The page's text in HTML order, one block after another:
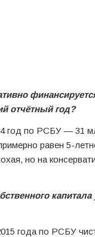
отчётный год?
год по РСБУ — 31
равен 5-
но на
года по РСБУ